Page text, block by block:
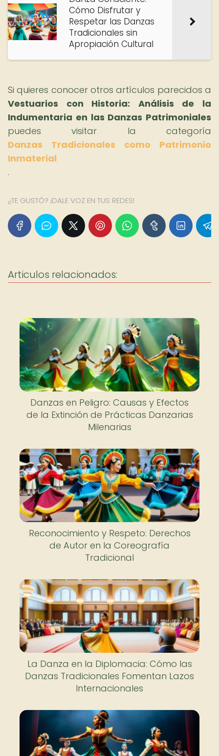
Cómo Disfrutar y
Respetar las Danzas
Tradicionales sin
Apropiación Cultural
Si quieres conocer otros artículos parecidos a
Vestuarios con Historia: Análisis de la
Indumentaria en las Danzas Patrimoniales
puedes visitar la categoría
Danzas Tradicionales como Patrimonio
Inmaterial
.
¿TE GUSTÓ? ¡DALE VOZ EN TUS REDES!
Articulos relacionados:
Danzas en Peligro: Causas y Efectos
de la Extinción de Prácticas Danzarias
Milenarias
Reconocimiento y Respeto: Derechos
de Autor en la Coreografía
Tradicional
La Danza en la Diplomacia: Cómo las
Danzas Tradicionales Fomentan Lazos
Internacionales